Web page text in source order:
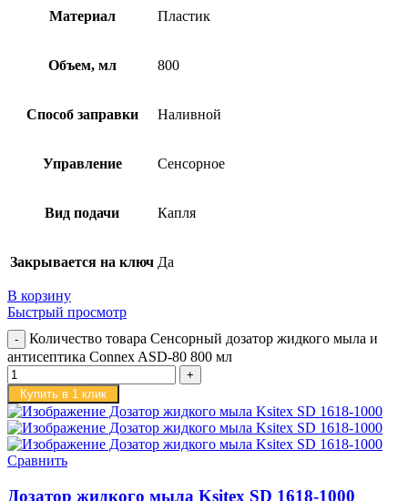
Материал Пластик
Объем, мл 800
Способ заправки Наливной
Управление Сенсорное
Вид подачи Капля
Закрывается на ключ Да
В корзину
Быстрый просмотр
Количество товара Сенсорный дозатор жидкого мыла и
антисептика Connex ASD-80 800 мл
Купить в 1 клик
Сравнить
Дозатор жидкого мыла Ksitex SD 1618-1000